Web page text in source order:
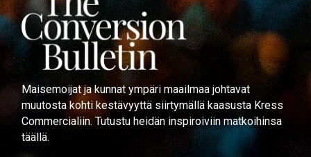
Maisemoijat ja kunnat ympäri maailmaa johtavat
muutosta kohti kestävyyttä siirtymällä kaasusta Kress
Commercialiin. Tutustu heidän inspiroiviin matkoihinsa
täällä.